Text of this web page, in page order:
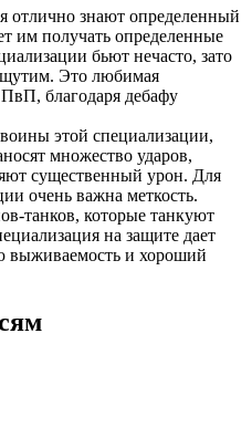
отлично знают определенный
им получать определенные
бьют нечасто, зато
Это любимая
благодаря дебафу
этой специализации,
множество ударов,
существенный урон. Для
очень важна меткость.
танков, которые танкуют
на защите дает
выживаемость и хороший